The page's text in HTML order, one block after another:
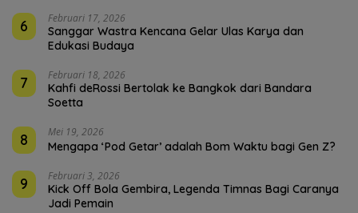
6 Februari 17, 2026
Sanggar Wastra Kencana Gelar Ulas Karya dan
Edukasi Budaya
7 Februari 18, 2026
Kahfi deRossi Bertolak ke Bangkok dari Bandara
Soetta
8 Mei 19, 2026
Mengapa ‘Pod Getar’ adalah Bom Waktu bagi Gen Z?
9 Februari 3, 2026
Kick Off Bola Gembira, Legenda Timnas Bagi Caranya
Jadi Pemain